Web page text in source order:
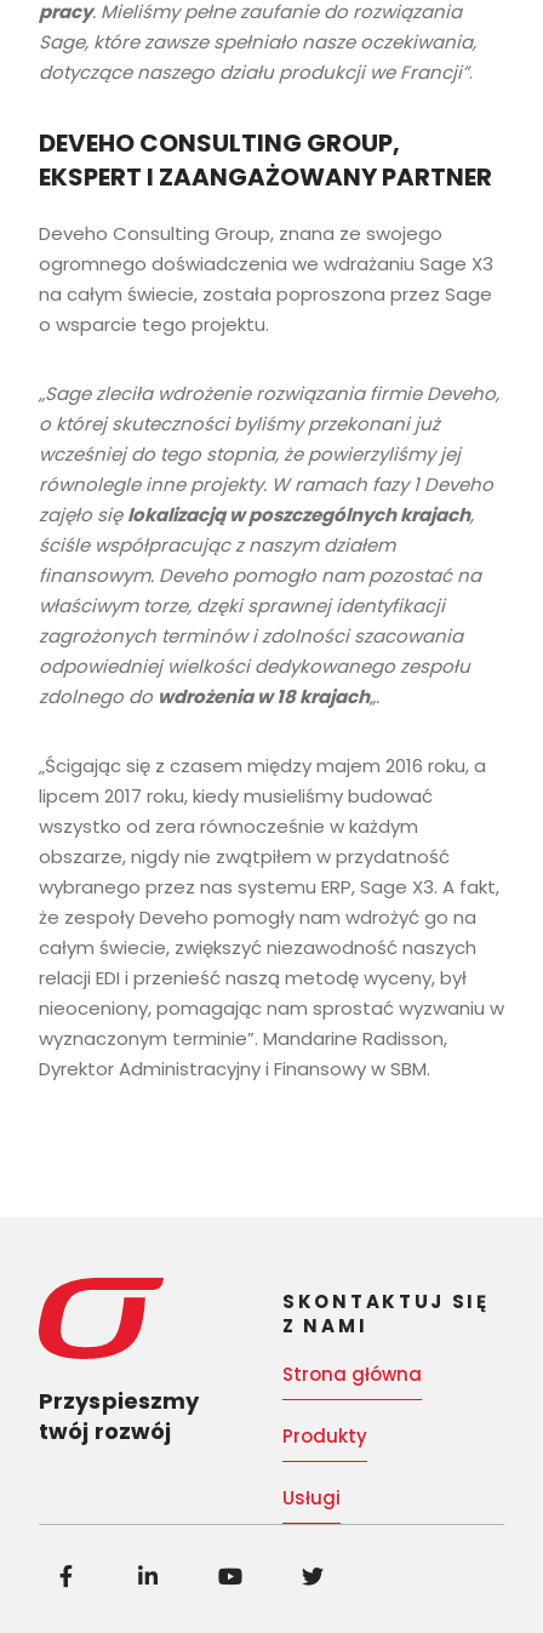
pracy. Mieliśmy pełne zaufanie do rozwiązania
Sage, które zawsze spełniało nasze oczekiwania,
dotyczące naszego działu produkcji we Francji”.
DEVEHO CONSULTING GROUP,
EKSPERT I ZAANGAŻOWANY PARTNER
Deveho Consulting Group, znana ze swojego
ogromnego doświadczenia we wdrażaniu Sage X3
na całym świecie, została poproszona przez Sage
o wsparcie tego projektu.
„Sage zleciła wdrożenie rozwiązania firmie Deveho,
o której skuteczności byliśmy przekonani już
wcześniej do tego stopnia, że powierzyliśmy jej
równolegle inne projekty. W ramach fazy 1 Deveho
zajęło sięlokalizacją w poszczególnych krajach,
ściśle współpracując z naszym działem
finansowym. Deveho pomogło nam pozostać na
właściwym torze, dzęki sprawnej identyfikacji
zagrożonych terminów i zdolności szacowania
odpowiedniej wielkości dedykowanego zespołu
zdolnego do wdrożenia w 18 krajach„.
„Ścigając się z czasem między majem 2016 roku, a
lipcem 2017 roku, kiedy musieliśmy budować
wszystko od zera równocześnie w każdym
obszarze, nigdy nie zwątpiłem w przydatność
wybranego przez nas systemu ERP, Sage X3. A fakt,
że zespoły Deveho pomogły nam wdrożyć go na
całym świecie, zwiększyć niezawodność naszych
relacji EDI i przenieść naszą metodę wyceny, był
nieoceniony, pomagając nam sprostać wyzwaniu w
wyznaczonym terminie”. Mandarine Radisson,
Dyrektor Administracyjny i Finansowy w SBM.
Przyspieszmy
twój rozwój
SKONTAKTUJ SIĘ
Z NAMI
Strona główna
Produkty
Usługi